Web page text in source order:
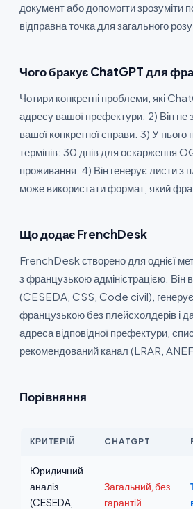
документ або допомогти зрозуміти
відправна точка для загального
Чого бракує ChatGPT для
Чотири конкретні проблеми, які
адресу вашої префектури. 2) Він не
вашої конкретної справи. 3) У
термінів: 30 днів для оскарження
проживання. 4) Він генерує листи
може використати формат, який
Що додає FrenchDesk
FrenchDesk створено для однієї
з французькою адміністрацією. Він
(CESEDA, CSS, Code civil),
французькою без плейсхолдерів і
адреса відповідної префектури,
рекомендований канал (LRAR, ANEF,
Порівняння
КРИТЕРІЙ CHATGPT
Юридичний
аналіз
(CESEDA,
Загальний, без
гарантій